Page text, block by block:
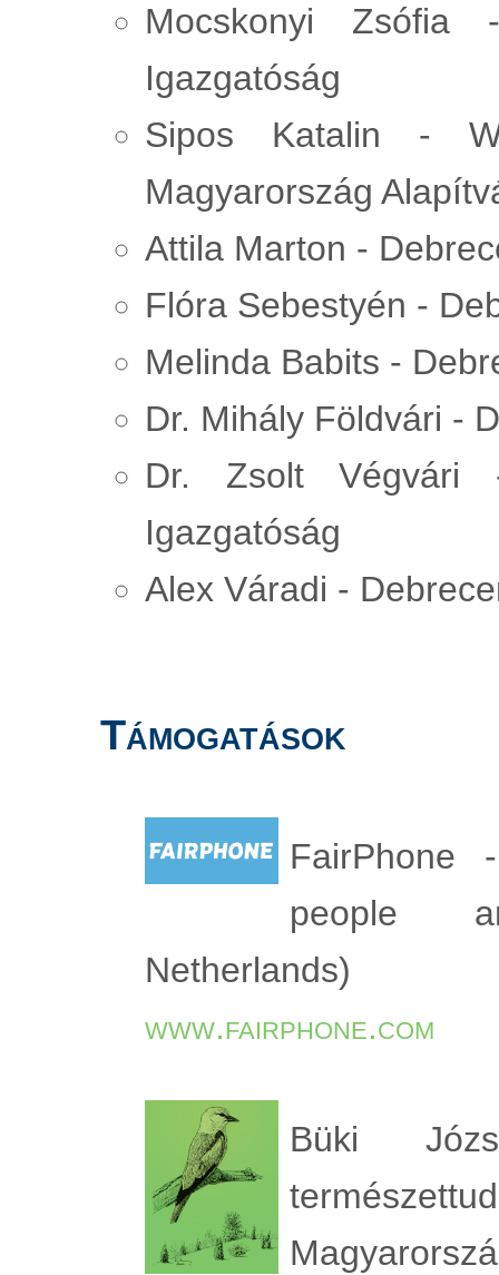
Mocskonyi Zsófia
Igazgatóság
Sipos Katalin -
Magyarország
Attila Marton -
Flóra Sebestyén -
Melinda Babits -
Dr. Mihály Földvári -
Dr. Zsolt Végvári
Igazgatóság
Alex Váradi -
Támogatások
people
Netherlands)
www.fairphone.com
Büki